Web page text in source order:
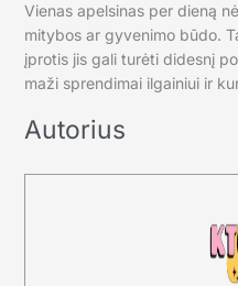
Vienas apelsinas per dieną
mitybos ar gyvenimo būdo.
įprotis jis gali turėti didesnį
maži sprendimai ilgainiui ir
Autorius